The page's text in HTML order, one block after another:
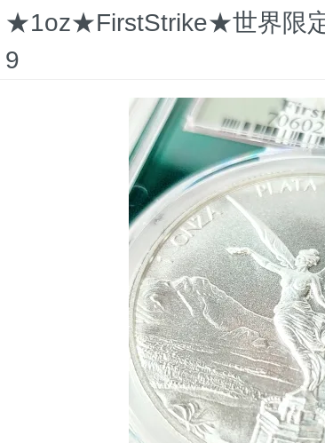
★1oz★FirstStrike★世界限
9